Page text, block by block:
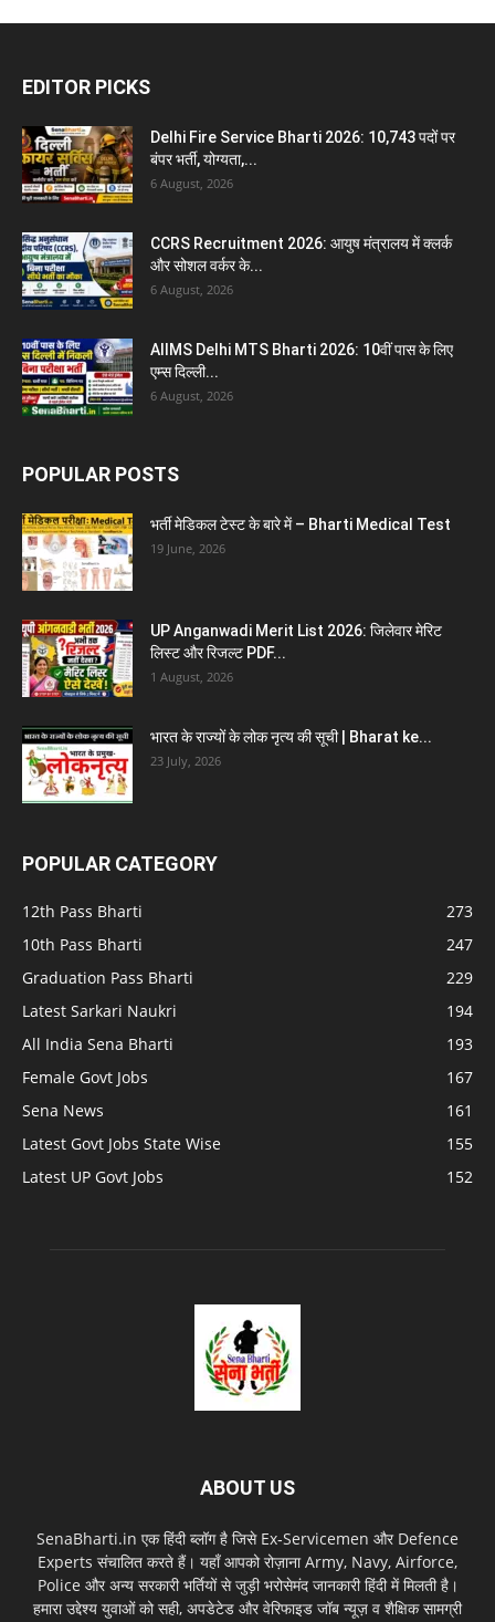
EDITOR PICKS
Delhi Fire Service Bharti 2026: 10,743 पदों पर
बंपर भर्ती, योग्यता,...
6 August, 2026
CCRS Recruitment 2026: आयुष मंत्रालय में क्लर्क
और सोशल वर्कर के...
6 August, 2026
AIIMS Delhi MTS Bharti 2026: 10वीं पास के लिए
एम्स दिल्ली...
6 August, 2026
POPULAR POSTS
भर्ती मेडिकल टेस्ट के बारे में – Bharti Medical Test
19 June, 2026
UP Anganwadi Merit List 2026: जिलेवार मेरिट
लिस्ट और रिजल्ट PDF...
1 August, 2026
भारत के राज्यों के लोक नृत्य की सूची | Bharat ke...
23 July, 2026
POPULAR CATEGORY
12th Pass Bharti
273
10th Pass Bharti
247
Graduation Pass Bharti
229
Latest Sarkari Naukri
194
All India Sena Bharti
193
Female Govt Jobs
167
Sena News
161
Latest Govt Jobs State Wise
155
Latest UP Govt Jobs
152
ABOUT US
SenaBharti.in एक हिंदी ब्लॉग है जिसे Ex‑Servicemen और Defence
Experts संचालित करते हैं। यहाँ आपको रोज़ाना Army, Navy, Airforce,
Police और अन्य सरकारी भर्तियों से जुड़ी भरोसेमंद जानकारी हिंदी में मिलती है।
हमारा उद्देश्य युवाओं को सही, अपडेटेड और वेरिफाइड जॉब न्यूज़ व शैक्षिक सामग्री